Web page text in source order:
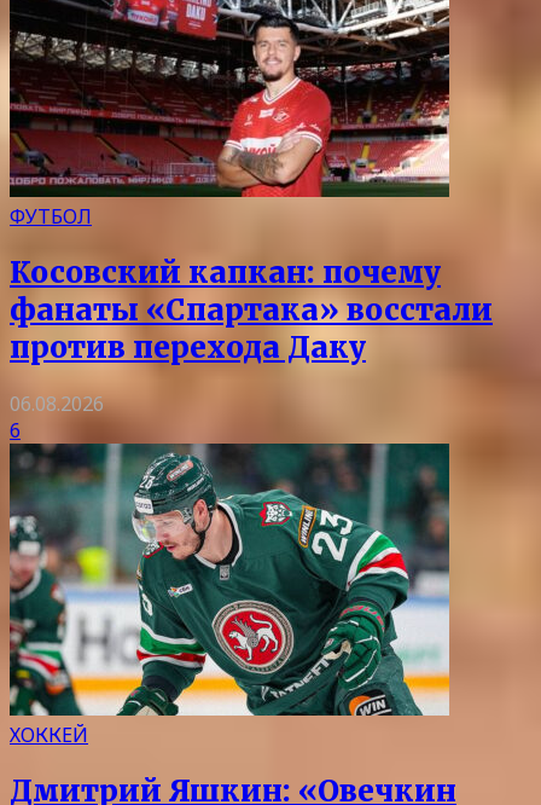
ФУТБОЛ
Косовский капкан: почему
фанаты «Спартака» восстали
против перехода Даку
06.08.2026
6
ХОККЕЙ
Дмитрий Яшкин: «Овечкин